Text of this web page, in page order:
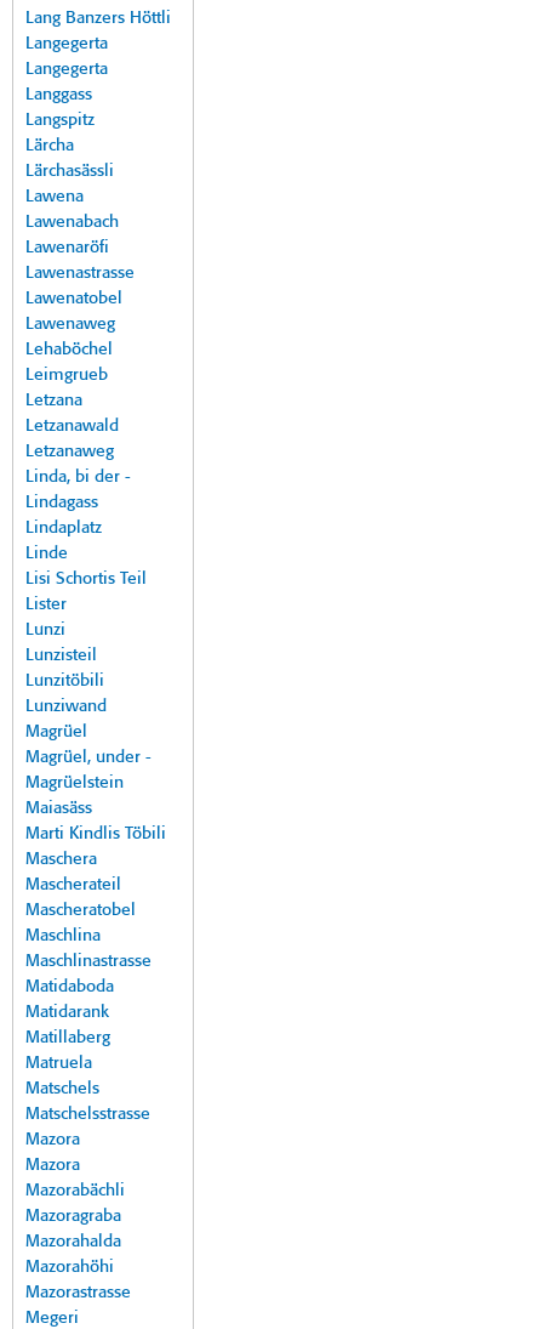
Lang Banzers Höttli
Langegerta
Langegerta
Langgass
Langspitz
Lärcha
Lärchasässli
Lawena
Lawenabach
Lawenaröfi
Lawenastrasse
Lawenatobel
Lawenaweg
Lehaböchel
Leimgrueb
Letzana
Letzanawald
Letzanaweg
Linda, bi der -
Lindagass
Lindaplatz
Linde
Lisi Schortis Teil
Lister
Lunzi
Lunzisteil
Lunzitöbili
Lunziwand
Magrüel
Magrüel, under -
Magrüelstein
Maiasäss
Marti Kindlis Töbili
Maschera
Mascherateil
Mascheratobel
Maschlina
Maschlinastrasse
Matidaboda
Matidarank
Matillaberg
Matruela
Matschels
Matschelsstrasse
Mazora
Mazora
Mazorabächli
Mazoragraba
Mazorahalda
Mazorahöhi
Mazorastrasse
Megeri